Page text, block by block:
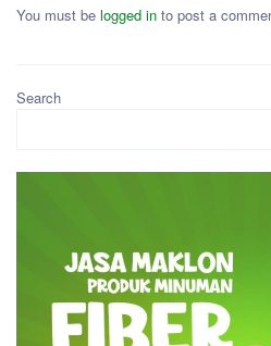
You must be logged in to post a
Search